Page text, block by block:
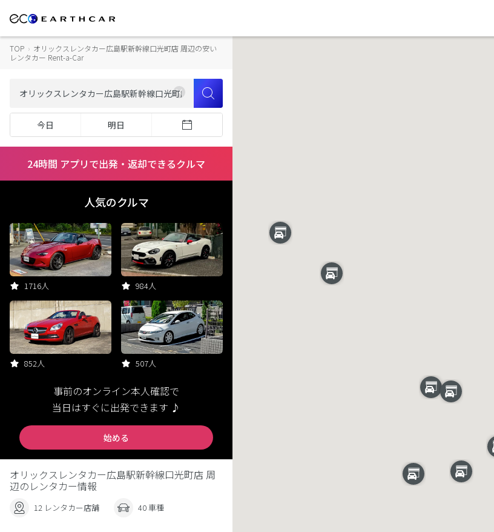
TOP › オリックスレンタカー広島駅新幹線口光町店 周辺の安い
レンタカー Rent-a-Car
今日 明日
24時間 アプリで出発・返却できるクルマ
人気のクルマ
1716人 984人
852人 507人
事前のオンライン本人確認で
当日はすぐに出発できます ♪
始める
オリックスレンタカー広島駅新幹線口光町店 周
辺のレンタカー情報
12 レンタカー店舗 40 車種